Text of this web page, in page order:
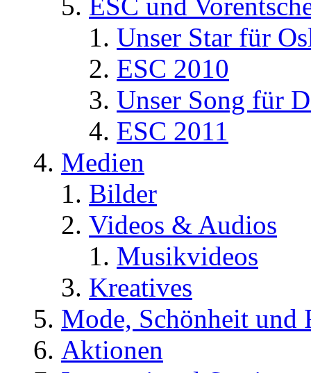
Unser Star für
ESC 2010
Unser Song für
ESC 2011
Medien
Bilder
Videos & Audios
Musikvideos
Kreatives
Mode, Schönheit und
Aktionen